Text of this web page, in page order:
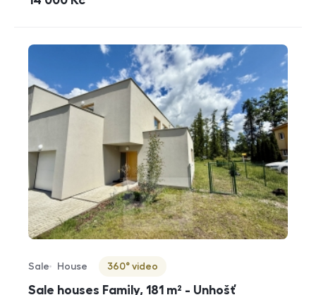
Sale houses Family, 181 m² - Unhošť
Offer type
Sale
Property type
House
Virtuální prohlídka
360° video